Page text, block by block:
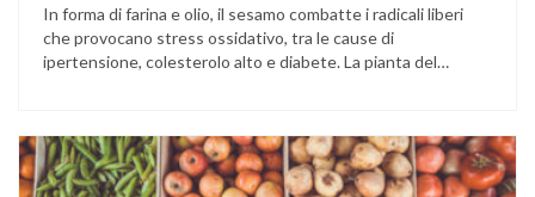
In forma di farina e olio, il sesamo combatte i radicali liberi
che provocano stress ossidativo, tra le cause di
ipertensione, colesterolo alto e diabete. La pianta del
utilizzati per la preparazione di numerosi piatti, ma …